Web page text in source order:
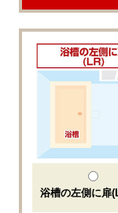
浴槽の左側に扉